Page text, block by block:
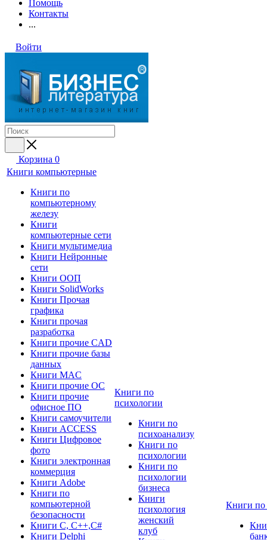
Помощь
Контакты
...
Войти
Корзина 0
Книги компьютерные
Книги по
компьютерному
железу
Книги
компьютерные сети
Книги мультимедиа
Книги Нейронные
сети
Книги ООП
Книги SolidWorks
Книги Прочая
графика
Книги прочая
разработка
Книги прочие CAD
Книги прочие базы
данных
Книги MAC
Книги прочие ОС
Книги прочие
офисное ПО
Книги самоучители
Книги ACCESS
Книги Цифровое
фото
Книги электронная
коммерция
Книги Adobe
Книги по
компьютерной
безопасности
Книги C, C++,С#
Книги Delphi
Книги по
психологии
Книги по
психоанализу
Книги по
психологии
Книги по
психологии
бизнеса
Книги
психология
женский
клуб
Книги по